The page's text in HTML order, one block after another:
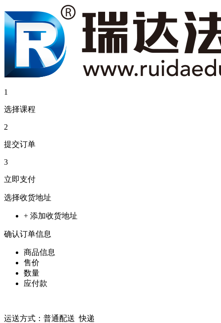
1
选择课程
2
提交订单
3
立即支付
选择收货地址
+ 添加收货地址
确认订单信息
商品信息
售价
数量
应付款
运送方式：普通配送 快递